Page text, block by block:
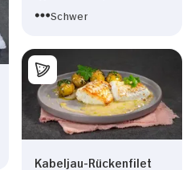
Schwer
Kabeljau-Rückenfilet